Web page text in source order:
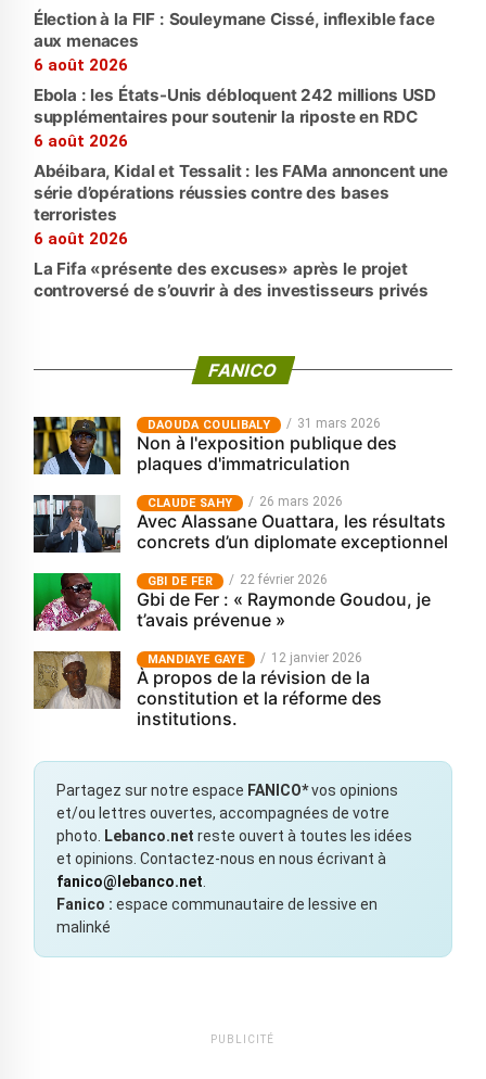
Élection à la FIF : Souleymane Cissé, inflexible face
aux menaces
6 août 2026
Ebola : les États-Unis débloquent 242 millions USD
supplémentaires pour soutenir la riposte en RDC
6 août 2026
Abéibara, Kidal et Tessalit : les FAMa annoncent une
série d’opérations réussies contre des bases
terroristes
6 août 2026
La Fifa «présente des excuses» après le projet
controversé de s’ouvrir à des investisseurs privés
FANICO
‎DAOUDA COULIBALY 31 mars 2026
Non à l'exposition publique des
plaques d'immatriculation
CLAUDE SAHY 26 mars 2026
Avec Alassane Ouattara, les résultats
concrets d’un diplomate exceptionnel
GBI DE FER 22 février 2026
Gbi de Fer : « Raymonde Goudou, je
t’avais prévenue »
MANDIAYE GAYE 12 janvier 2026
À propos de la révision de la
constitution et la réforme des
institutions.
Partagez sur notre espace FANICO*vos opinions
et/ou lettres ouvertes, accompagnées de votre
photo.
Lebanco.net reste ouvert à toutes les idées
et opinions. Contactez-nous en nous écrivant à
fanico@lebanco.net
Fanico : espace communautaire de lessive en
malinké
PUBLICITÉ